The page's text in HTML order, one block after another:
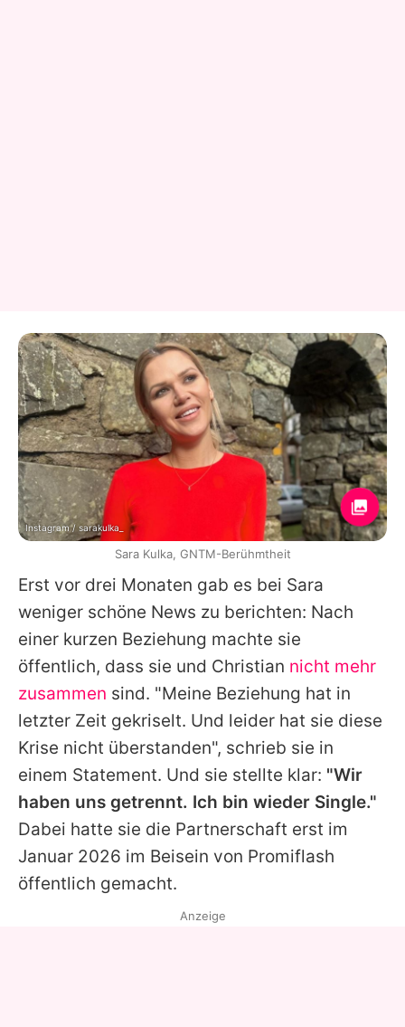
Erst vor drei Monaten gab es bei Sara
weniger schöne News zu berichten: Nach
einer kurzen Beziehung machte sie
öffentlich, dass sie und Christian nicht mehr
zusammen sind. "Meine Beziehung hat in
letzter Zeit gekriselt. Und leider hat sie diese
Krise nicht überstanden", schrieb sie in
einem Statement. Und sie stellte klar: "Wir
haben uns getrennt. Ich bin wieder Single."
Dabei hatte sie die Partnerschaft erst im
Januar 2026 im Beisein von Promiflash
öffentlich gemacht.
Instagram / sarakulka_
Sara Kulka, GNTM-Berühmtheit
Anzeige